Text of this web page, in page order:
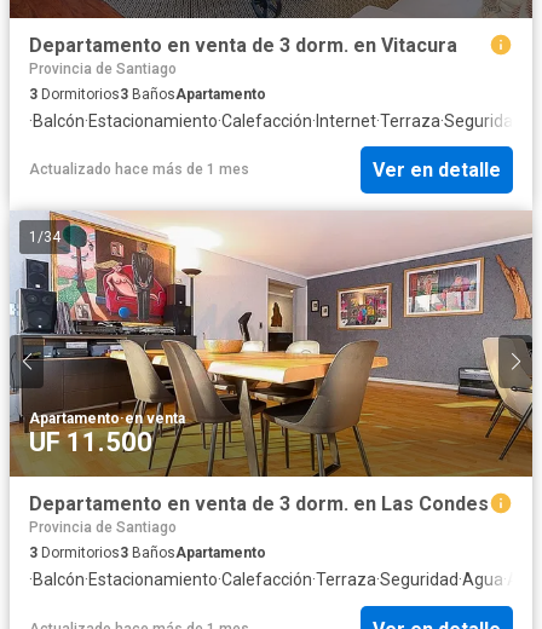
Departamento en venta de 3 dorm. en Vitacura
Provincia de Santiago
3 Dormitorios3 BañosApartamento
·Balcón·Estacionamiento·Calefacción·Internet·Terraza·Seguridad
Actualizado hace más de 1 mes Ver en detalle
1 /34
Apartamento·en venta
UF 11.500
Departamento en venta de 3 dorm. en Las Condes
Provincia de Santiago
3 Dormitorios3 BañosApartamento
·Balcón·Estacionamiento·Calefacción·Terraza·Seguridad·Agua·